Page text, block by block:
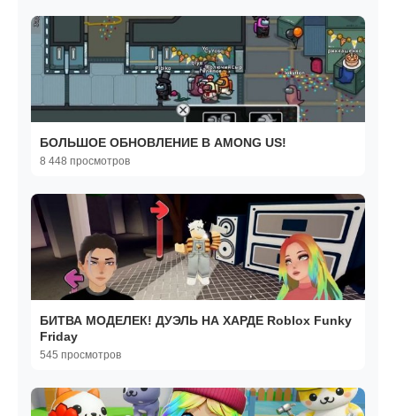
БОЛЬШОЕ ОБНОВЛЕНИЕ В AMONG US!
8 448 просмотров
БИТВА МОДЕЛЕК! ДУЭЛЬ НА ХАРДЕ Roblox Funky
Friday
545 просмотров